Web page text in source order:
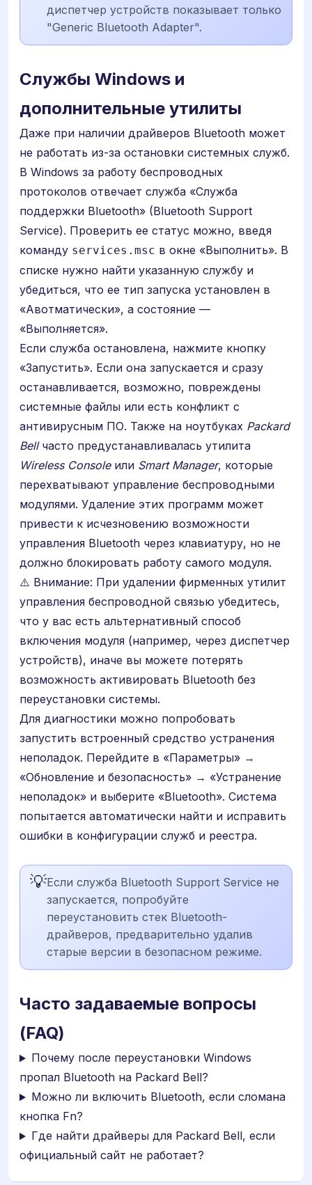
диспетчер устройств показывает только
"Generic Bluetooth Adapter".
Службы Windows и
дополнительные утилиты
Даже при наличии драйверов Bluetooth может
не работать из-за остановки системных служб.
В Windows за работу беспроводных
протоколов отвечает служба «Служба
поддержки Bluetooth» (Bluetooth Support
Service). Проверить ее статус можно, введя
команду services.msc в окне «Выполнить». В
списке нужно найти указанную службу и
убедиться, что ее тип запуска установлен в
«Авотматически», а состояние —
«Выполняется».
Если служба остановлена, нажмите кнопку
«Запустить». Если она запускается и сразу
останавливается, возможно, повреждены
системные файлы или есть конфликт с
антивирусным ПО. Также на ноутбуках Packard
Bellчасто предустанавливалась утилита
Wireless Consoleили Smart Manager, которые
перехватывают управление беспроводными
модулями. Удаление этих программ может
привести к исчезновению возможности
управления Bluetooth через клавиатуру, но не
должно блокировать работу самого модуля.
⚠️ Внимание: При удалении фирменных утилит
управления беспроводной связью убедитесь,
что у вас есть альтернативный способ
включения модуля (например, через диспетчер
устройств), иначе вы можете потерять
возможность активировать Bluetooth без
переустановки системы.
Для диагностики можно попробовать
запустить встроенный средство устранения
неполадок. Перейдите в «Параметры» →
«Обновление и безопасность» → «Устранение
неполадок» и выберите «Bluetooth». Система
попытается автоматически найти и исправить
ошибки в конфигурации служб и реестра.
💡Если служба Bluetooth Support Service не
запускается, попробуйте
переустановить стек Bluetooth-
драйверов, предварительно удалив
старые версии в безопасном режиме.
Часто задаваемые вопросы
(FAQ)
Почему после переустановки Windows
пропал Bluetooth на Packard Bell?
Можно ли включить Bluetooth, если сломана
кнопка Fn?
Где найти драйверы для Packard Bell, если
официальный сайт не работает?